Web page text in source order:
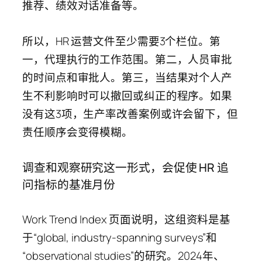
推荐、绩效对话准备等。
所以，HR 运营文件至少需要3个栏位。第
一，代理执行的工作范围。第二，人员审批
的时间点和审批人。第三，当结果对个人产
生不利影响时可以撤回或纠正的程序。如果
没有这3项，生产率改善案例或许会留下，但
责任顺序会变得模糊。
调查和观察研究这一形式，会促使 HR 追
问指标的基准月份
Work Trend Index 页面说明，这组资料是基
于“global, industry-spanning surveys”和
“observational studies”的研究。2024年、